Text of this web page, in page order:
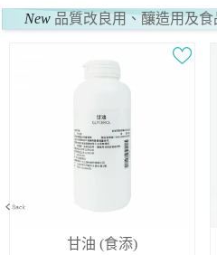
New 品質改良用、釀造用及食
甘油 (食添)